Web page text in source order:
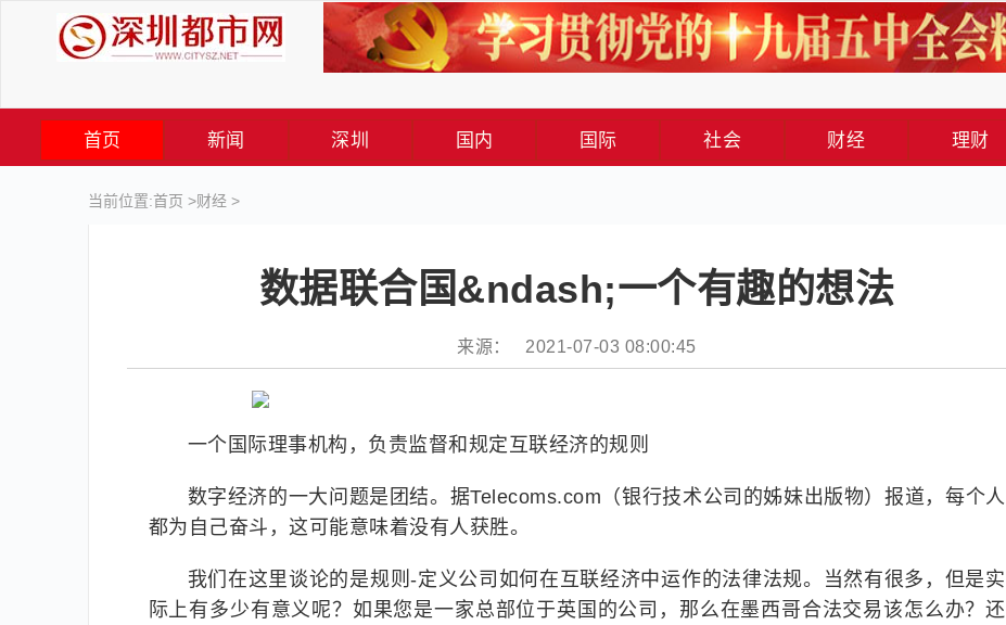
首页 新闻 深圳 国内 国际 社会 财经 理财
当前位置:首页 >财经>
数据联合国&ndash;一个有趣的想法
来源： 2021-07-03 08:00:45
一个国际理事机构，负责监督和规定互联经济的规则
数字经济的一大问题是团结。据Telecoms.com（银行技术公司的姊妹出版物）报道，每个人
都为自己奋斗，这可能意味着没有人获胜。
我们在这里谈论的是规则-定义公司如何在互联经济中运作的法律法规。当然有很多，但是实
际上有多少有意义呢？如果您是一家总部位于英国的公司，那么在墨西哥合法交易该怎么办？还